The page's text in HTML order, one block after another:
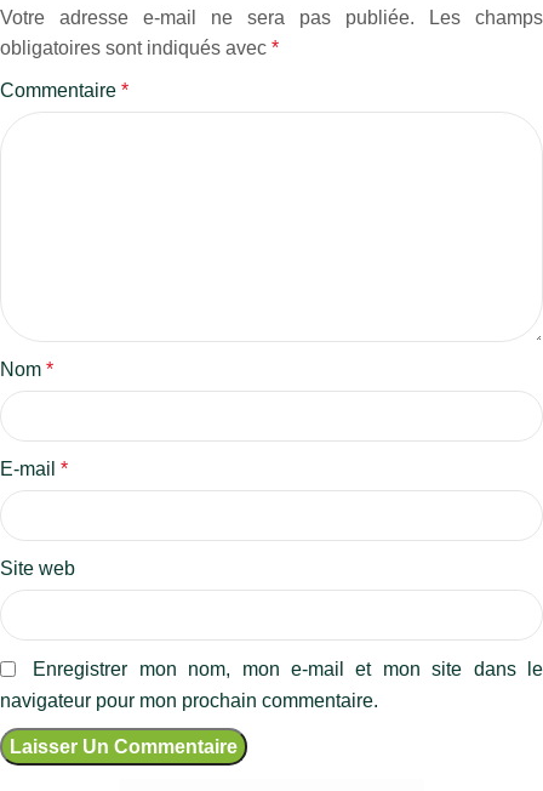
Votre adresse e-mail ne sera pas publiée.
Les champs
obligatoires sont indiqués avec *
Commentaire *
Nom *
E-mail *
Site web
Enregistrer mon nom, mon e-mail et mon site dans le
navigateur pour mon prochain commentaire.